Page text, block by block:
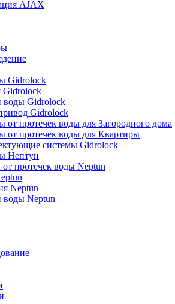
AJAX
Gidrolock
Gidrolock
воды Gidrolock
Gidrolock
протечек воды для Загородного дома
от протечек воды для Квартиры
системы Gidrolock
Нептун
протечек воды Neptun
Neptun
воды Neptun